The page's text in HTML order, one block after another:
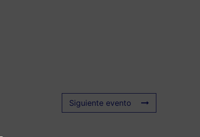
Siguiente evento